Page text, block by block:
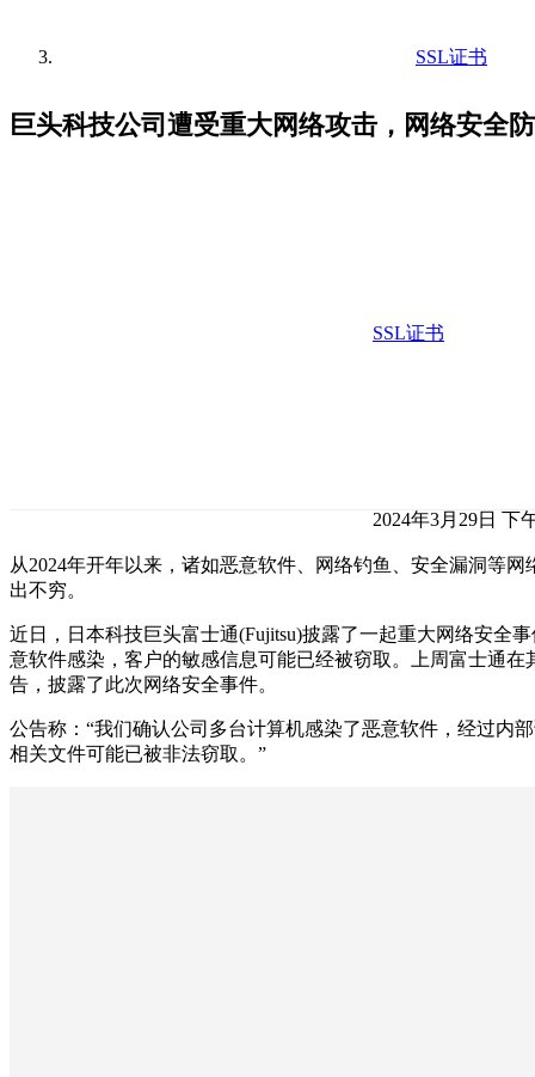
SSL证书
巨头科技公司遭受重大网络攻击，网络安全
SSL证书
2024年3月29日 下
从2024年开年以来，诸如恶意软件、网络钓鱼、安全漏洞等
出不穷。
近日，日本科技巨头富士通(Fujitsu)披露了一起重大网络安全
意软件感染，客户的敏感信息可能已经被窃取。上周富士通在
告，披露了此次网络安全事件。
公告称：“我们确认公司多台计算机感染了恶意软件，经过内
相关文件可能已被非法窃取。”